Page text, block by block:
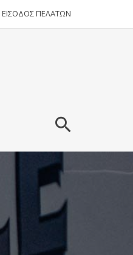
ΕΙΣΟΔΟΣ ΠΕΛΑΤΩΝ